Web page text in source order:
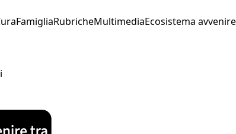
FamigliaRubricheMultimediaEcosistema avvenire